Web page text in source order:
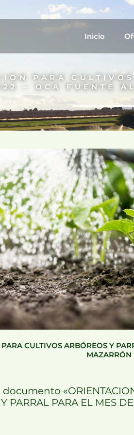
Inicio
PARA
– OCA FUENTE
CULTIVOS ARBÓREOS Y
MAZARRÓN
PARRAL PARA EL MES